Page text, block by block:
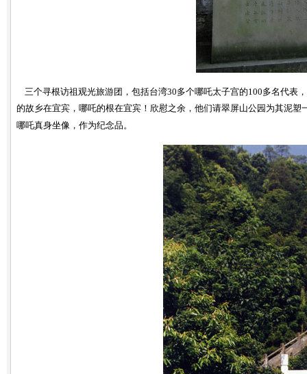
三个寻根访祖观光旅游团，包括台湾30多个哪吒太子宫的100多名代表
的故乡在宜宾，哪吒的根在宜宾！欣慰之余，他们请翠屏山公园为其泥
哪吒真身坐像，作为纪念品。